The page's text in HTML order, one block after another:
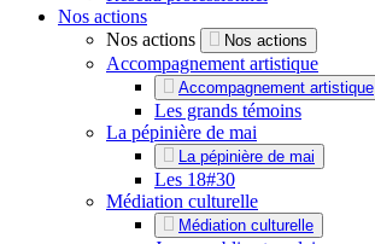
Nos actions
Nos actions
Nos actions
Accompagnement artistique
Accompagnement artistique
Les grands témoins
La pépinière de mai
La pépinière de mai
Les 18#30
Médiation culturelle
Médiation culturelle